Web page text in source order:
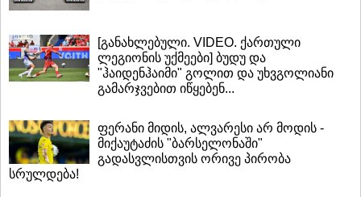
[განახლებული. VIDEO. ქართული
ლეგიონის უქმეები] ბუდუ და
"ჰაიდენჰაიმი" გოლით და უხვგოლიანი
გამარჯვებით იწყებენ...
ფერანი მიდის, ალვარესი არ მოდის -
მიქაუტაძის "ბარსელონაში"
გადასვლისთვის ორივე პირობა
სრულდება!